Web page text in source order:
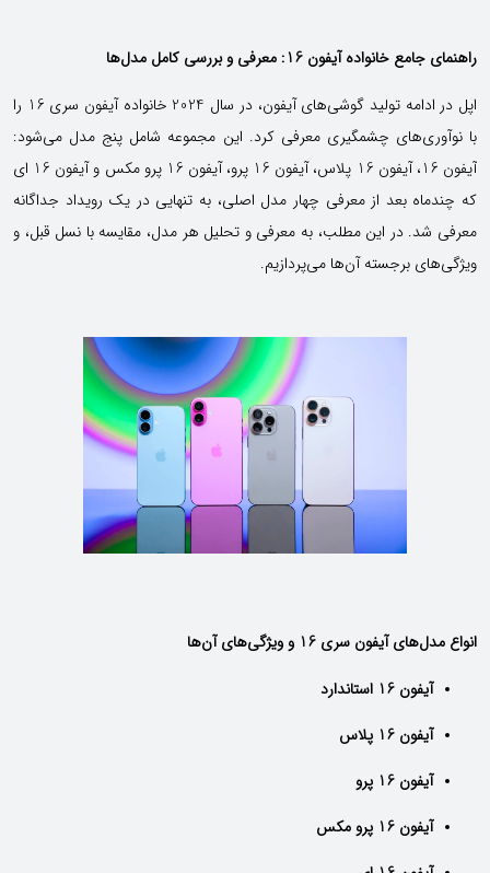
راهنمای جامع خانواده آیفون 16: معرفی و بررسی کامل مدل‌ها
اپل در ادامه تولید گوشی‌های آیفون، در سال 2024 خانواده آیفون سری 16 را
با نوآوری‌های چشمگیری معرفی کرد. این مجموعه شامل پنج مدل می‌شود:
آیفون 16، آیفون 16 پلاس، آیفون 16 پرو، آیفون 16 پرو مکس و آیفون 16 ای
که چندماه بعد از معرفی چهار مدل‌ اصلی، به تنهایی در یک رویداد جداگانه
معرفی شد. در این مطلب، به معرفی و تحلیل هر مدل، مقایسه با نسل قبل، و
ویژگی‌های برجسته آن‌ها می‌پردازیم.
انواع مدل‌های آیفون سری 16 و ویژگی‌های آن‌ها
آیفون 16 استاندارد
آیفون 16 پلاس
آیفون 16 پرو
آیفون 16 پرو مکس